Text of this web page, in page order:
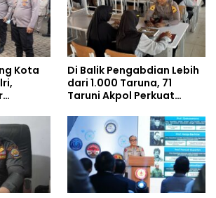
Kota
Di Balik Pengabdian Lebih
dari 1.000 Taruna, 71
Taruni Akpol Perkuat
Siswa Sekolah Rakyat